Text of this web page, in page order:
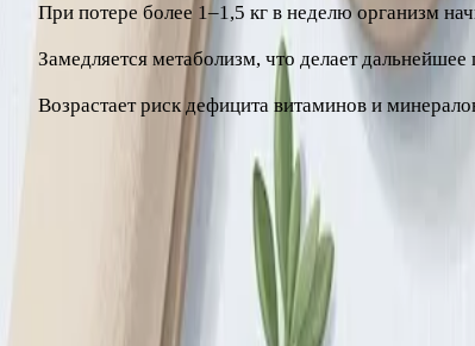
При потере более 1–1,5 кг в неделю организм
Замедляется метаболизм, что делает дальнейшее
Возрастает риск дефицита витаминов и
Реалистичная цель: снизить 5–10% от исходного
Шаг 1: Понять свой дефицит
Не нужно считать каждую калорию всю жизнь. Но